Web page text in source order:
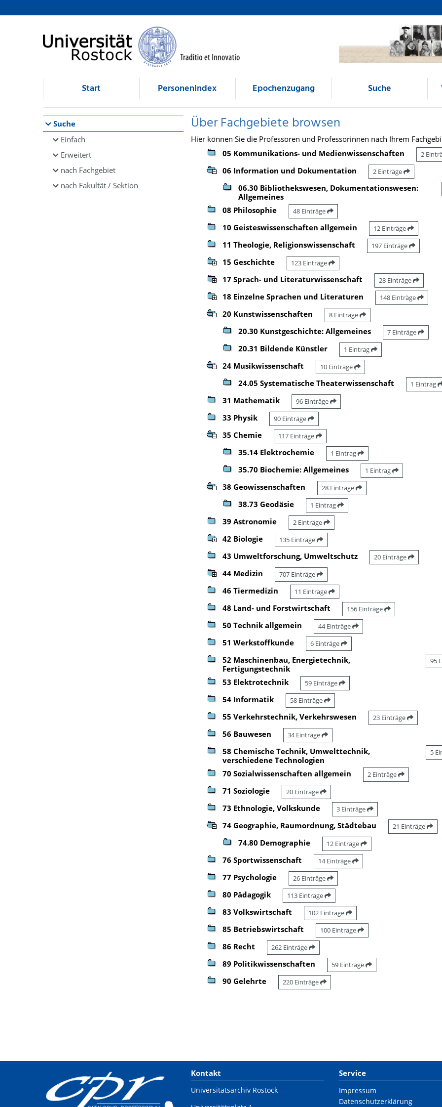
Browsen
direkt zum Inhalt
Start Personenindex Epochenzugang Suche
Suche
Einfach
Erweitert
nach Fachgebiet
nach Fakultät / Sektion
Über Fachgebiete browsen
Hier können Sie die Professoren und Professorinnen nach Ihrem
05 Kommunikations- und Medienwissenschaften
2
06 Information und Dokumentation 2 Einträge
06.30 Bibliothekswesen, Dokumentationswesen:
Allgemeines
08 Philosophie 48 Einträge
10 Geisteswissenschaften allgemein 12 Einträge
11 Theologie, Religionswissenschaft 197 Einträge
15 Geschichte 123 Einträge
17 Sprach- und Literaturwissenschaft 28 Einträge
18 Einzelne Sprachen und Literaturen 148 Einträge
20 Kunstwissenschaften 8 Einträge
20.30 Kunstgeschichte: Allgemeines 7 Einträge
20.31 Bildende Künstler 1 Eintrag
24 Musikwissenschaft 10 Einträge
24.05 Systematische Theaterwissenschaft 1 Eintrag
31 Mathematik 96 Einträge
33 Physik 90 Einträge
35 Chemie 117 Einträge
35.14 Elektrochemie 1 Eintrag
35.70 Biochemie: Allgemeines 1 Eintrag
38 Geowissenschaften 28 Einträge
38.73 Geodäsie 1 Eintrag
39 Astronomie 2 Einträge
42 Biologie 135 Einträge
43 Umweltforschung, Umweltschutz 20 Einträge
44 Medizin 707 Einträge
46 Tiermedizin 11 Einträge
48 Land- und Forstwirtschaft 156 Einträge
50 Technik allgemein 44 Einträge
51 Werkstoffkunde 6 Einträge
52 Maschinenbau, Energietechnik,
Fertigungstechnik
95
53 Elektrotechnik 59 Einträge
54 Informatik 58 Einträge
55 Verkehrstechnik, Verkehrswesen 23 Einträge
56 Bauwesen 34 Einträge
58 Chemische Technik, Umwelttechnik,
verschiedene Technologien
5
70 Sozialwissenschaften allgemein 2 Einträge
71 Soziologie 20 Einträge
73 Ethnologie, Volkskunde 3 Einträge
74 Geographie, Raumordnung, Städtebau 21 Einträge
74.80 Demographie 12 Einträge
76 Sportwissenschaft 14 Einträge
77 Psychologie 26 Einträge
80 Pädagogik 113 Einträge
83 Volkswirtschaft 102 Einträge
85 Betriebswirtschaft 100 Einträge
86 Recht 262 Einträge
89 Politikwissenschaften 59 Einträge
90 Gelehrte 220 Einträge
Kontakt
Universitätsarchiv Rostock
Service
Impressum
Datenschutzerklärung